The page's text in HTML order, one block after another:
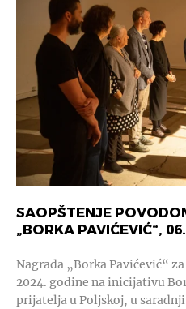
SAOPŠTENJE
„BORKA PAVIĆEVIĆ“,
Nagrada „Borka Pavićević“
2024. godine na inicijativu
prijatelja u Poljskoj, u